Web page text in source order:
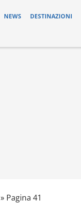
NEWS DESTINAZIONI
» Pagina 41